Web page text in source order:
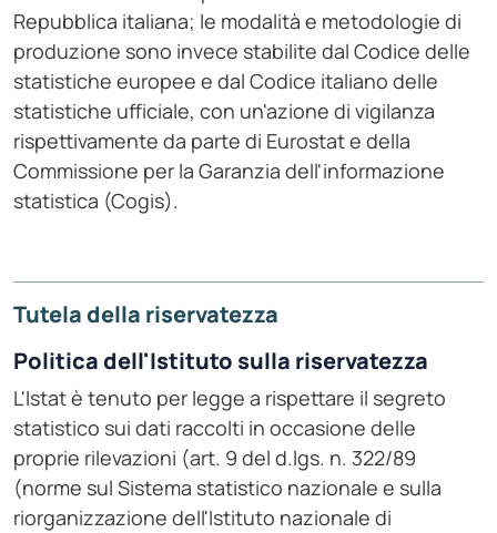
Repubblica italiana; le modalità e metodologie di
produzione sono invece stabilite dal Codice delle
statistiche europee e dal Codice italiano delle
statistiche ufficiale, con un'azione di vigilanza
rispettivamente da parte di Eurostat e della
Commissione per la Garanzia dell'informazione
statistica (Cogis).
Tutela della riservatezza
Politica dell'Istituto sulla riservatezza
L'Istat è tenuto per legge a rispettare il segreto
statistico sui dati raccolti in occasione delle
proprie rilevazioni (art. 9 del d.lgs. n. 322/89
(norme sul Sistema statistico nazionale e sulla
riorganizzazione dell'Istituto nazionale di